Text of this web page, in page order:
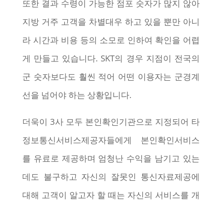
또한 결과 수령이 가능한 점포 숫자가 많지 않아
지방 거주 고객을 차별대우 하고 있을 뿐만 아니
라 시간과 비용 등의 소모로 인하여 확인을 어렵
게 만들고 있습니다. SKT의 경우 지점이 전국의
군 숫자보다도 훨씬 적어 어떤 이용자는 군경계
선을 넘어야 하는 상황입니다.
더욱이 3사 모두 본인확인기관으로 지정되어 타
정보통신서비스제공자들에게 본인확인서비스
를 유료로 제공하며 엄청난 수익을 남기고 있는
데도 불구하고 자신의 잘못인 통신자료제공에
대해 고객이 알고자 할 때는 자신의 서비스를 개